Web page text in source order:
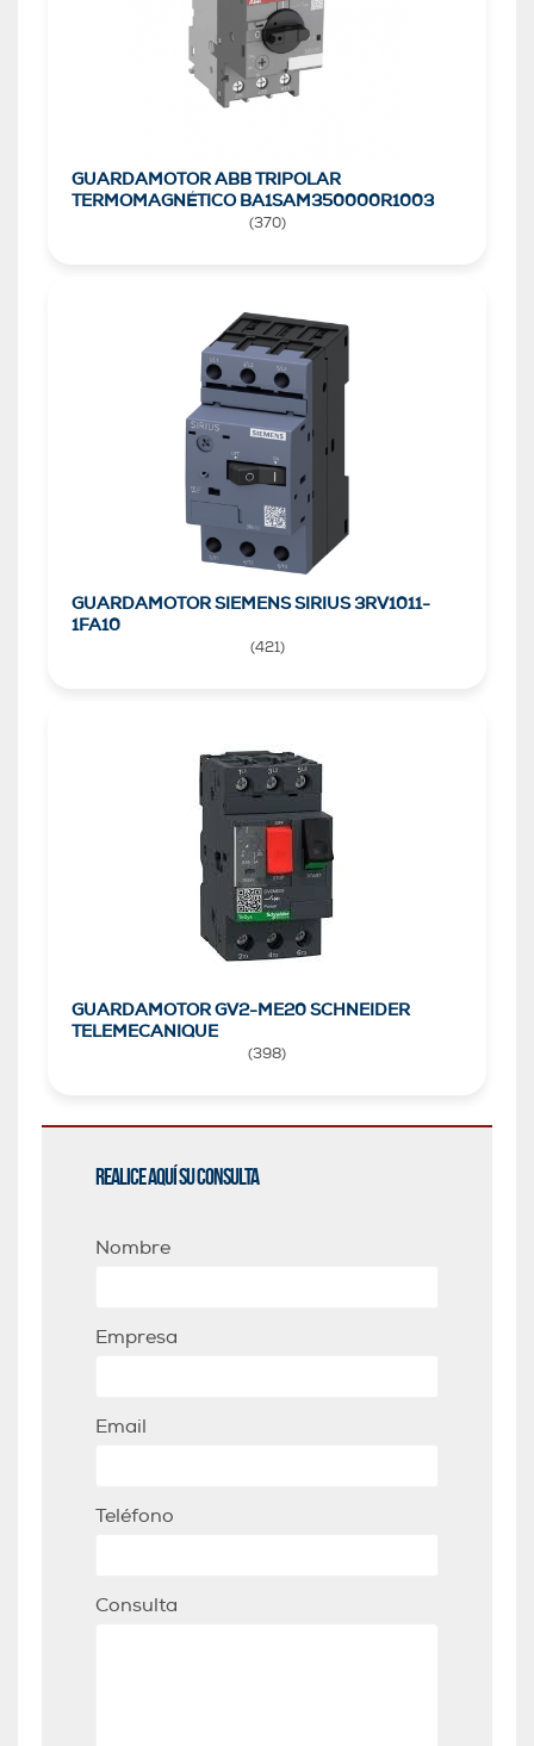
GUARDAMOTOR ABB TRIPOLAR
TERMOMAGNÉTICO BA1SAM350000R1003
(370)
GUARDAMOTOR SIEMENS SIRIUS 3RV1011-
1FA10
(421)
GUARDAMOTOR GV2-ME20 SCHNEIDER
TELEMECANIQUE
(398)
Realice aquí su consulta
Nombre
Empresa
Email
Teléfono
Consulta